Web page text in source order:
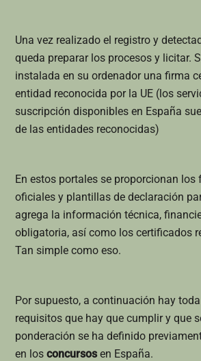
Una vez realizado el registro y
queda preparar los procesos y licitar.
instalada en su ordenador una firma
entidad reconocida por la UE (los
suscripción disponibles en España
de las entidades reconocidas)
En estos portales se proporcionan los
oficiales y plantillas de declaración
agrega la información técnica,
obligatoria, así como los certificados
Tan simple como eso.
Por supuesto, a continuación hay
requisitos que hay que cumplir y que
ponderación se ha definido
en losconcursosen España.